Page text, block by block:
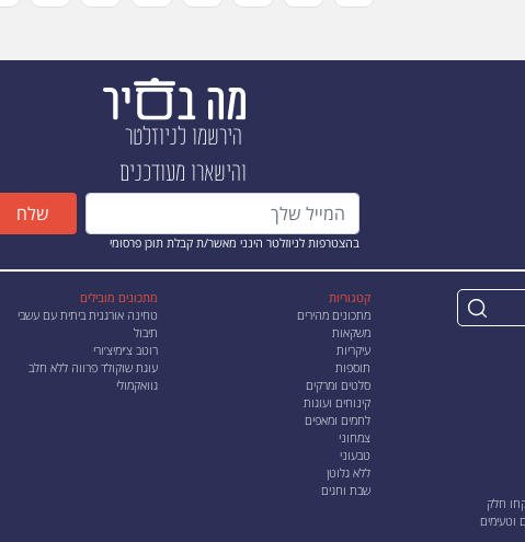
הירשמו לניוזלטר
והישארו מעודכנים
בהצטרפות לניוזלטר הינני מאשר/ת קבלת תוכן פרסומי
שלח
חלק
וטעימים
קטגוריות
מתכונים מהירים
משקאות
עיקריות
תוספות
סלטים ומרקים
קינוחים ועוגות
לחמים ומאפים
צמחוני
טבעוני
ללא גלוטן
שבת וחגים
מתכונים מובילים
טחינה אורגנית ביתית עם עשבי
תיבול
רוטב צ׳ימיצ׳ורי
עוגת שוקולד פרווה ללא חלב
גוואקמולי